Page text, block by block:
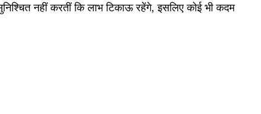
नहीं करतीं कि लाभ टिकाऊ रहेंगे, इसलिए कोई भी कदम